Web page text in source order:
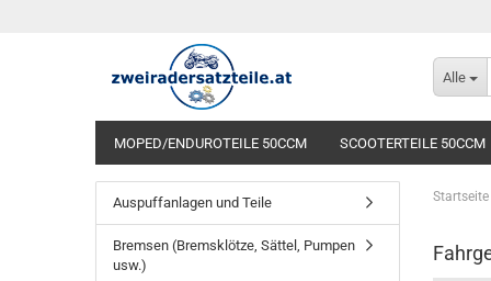
Alle
MOPED/ENDUROTEILE 50CCM SCOOTERTEILE 50CCM
Startseite
Auspuffanlagen und Teile
Bremsen (Bremsklötze, Sättel, Pumpen
usw.)